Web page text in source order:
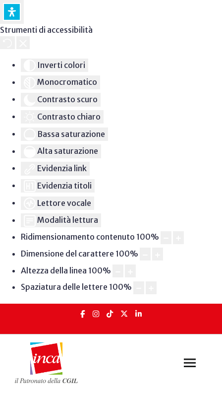
Strumenti di accessibilità
Inverti colori
Monocromatico
Contrasto scuro
Contrasto chiaro
Bassa saturazione
Alta saturazione
Evidenzia link
Evidenzia titoli
Lettore vocale
Modalità lettura
Ridimensionamento contenuto 100%
Dimensione del carattere 100%
Altezza della linea 100%
Spaziatura delle lettere 100%